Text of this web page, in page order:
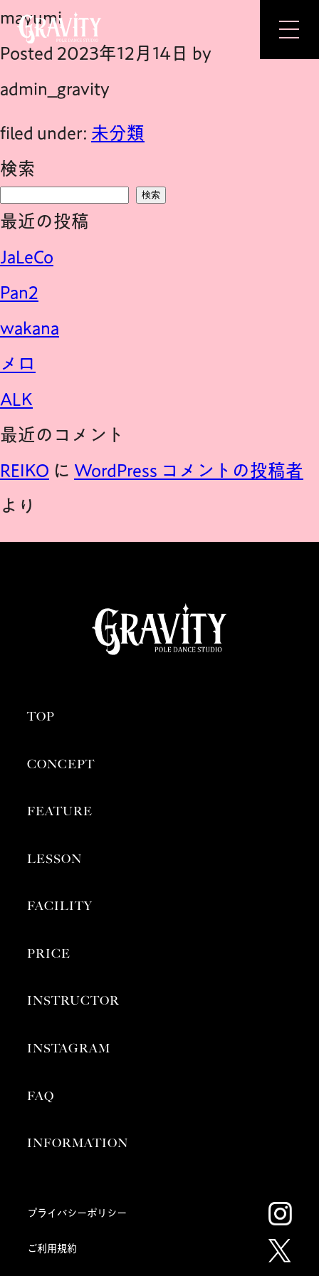
CONCEPT
FEATURE
FACILITY
PRICE
INSTRUCTOR
INSTAGRAM
プライバシーポリシー
mayumi
Posted 2023年12月14日 by
admin_gravity
filed under: 未分類
検索
検索
最近の投稿
JaLeCo
Pan2
wakana
メロ
ALK
最近のコメント
REIKO に WordPress コメントの投稿者
より
TOP
CONCEPT
FEATURE
LESSON
FACILITY
PRICE
INSTRUCTOR
INSTAGRAM
FAQ
INFORMATION
プライバシーポリシー
ご利用規約